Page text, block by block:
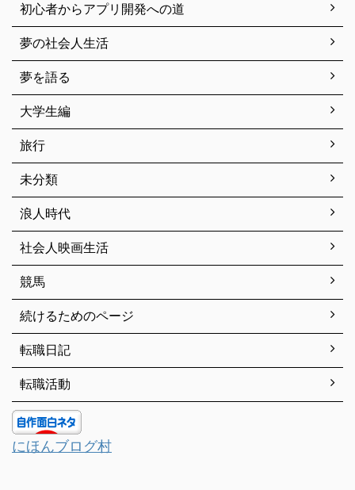
初心者からアプリ開発への道
夢の社会人生活
夢を語る
大学生編
旅行
未分類
浪人時代
社会人映画生活
競馬
続けるためのページ
転職日記
転職活動
にほんブログ村